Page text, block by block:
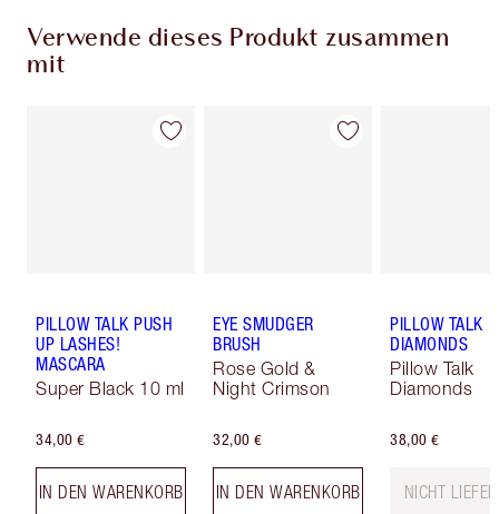
Verwende dieses Produkt zusammen
mit
PILLOW TALK PUSH
UP LASHES!
MASCARA
Super Black 10 ml
34,00 €
IN DEN WARENKORB
EYE SMUDGER
BRUSH
Rose Gold &
Night Crimson
32,00 €
IN DEN WARENKORB
PILLOW TALK
DIAMONDS
Pillow Talk
Diamonds
38,00 €
NICHT